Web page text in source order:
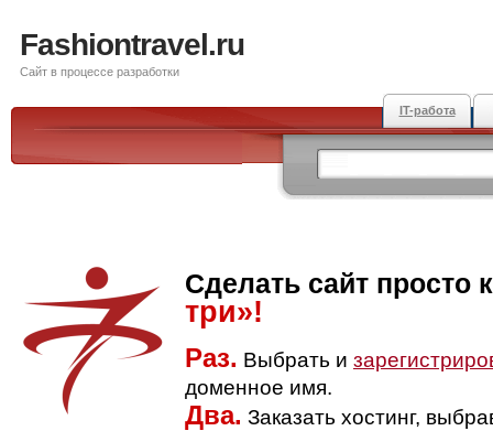
Fashiontravel.ru
Сайт в процессе разработки
IT-работа
Сделать сайт просто
три»!
Раз. Выбрать и
доменное имя.
Два. Заказать хостинг,